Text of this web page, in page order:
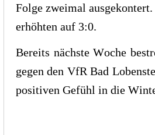
Folge zweimal
erhöhten auf 3:0.
Bereits nächste Woche
gegen den VfR Bad
positiven Gefühl in die